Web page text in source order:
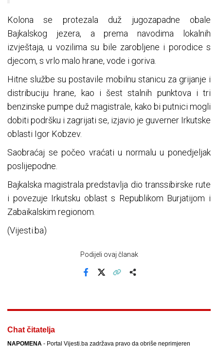
Kolona se protezala duž jugozapadne obale
Bajkalskog jezera, a prema navodima lokalnih
izvještaja, u vozilima su bile zarobljene i porodice s
djecom, s vrlo malo hrane, vode i goriva.
Hitne službe su postavile mobilnu stanicu za grijanje i
distribuciju hrane, kao i šest stalnih punktova i tri
benzinske pumpe duž magistrale, kako bi putnici mogli
dobiti podršku i zagrijati se, izjavio je guverner Irkutske
oblasti Igor Kobzev.
Saobraćaj se počeo vraćati u normalu u ponedjeljak
poslijepodne.
Bajkalska magistrala predstavlja dio transsibirske rute
i povezuje Irkutsku oblast s Republikom Burjatijom i
Zabaikalskim regionom.
(Vijesti.ba)
Podijeli ovaj članak
Chat čitatelja
NAPOMENA - Portal Vijesti.ba zadržava pravo da obriše neprimjeren